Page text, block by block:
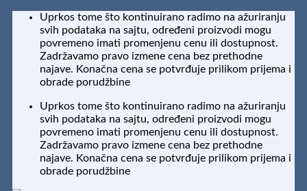
Preskoči
sadržaj
Uprkos tome što kontinuirano radimo na ažuriranju
svih podataka na sajtu, određeni proizvodi mogu
povremeno imati promenjenu cenu ili dostupnost.
Zadržavamo pravo izmene cena bez prethodne
najave. Konačna cena se potvrđuje prilikom prijema i
obrade porudžbine
Uprkos tome što kontinuirano radimo na ažuriranju
svih podataka na sajtu, određeni proizvodi mogu
povremeno imati promenjenu cenu ili dostupnost.
Zadržavamo pravo izmene cena bez prethodne
najave. Konačna cena se potvrđuje prilikom prijema i
obrade porudžbine